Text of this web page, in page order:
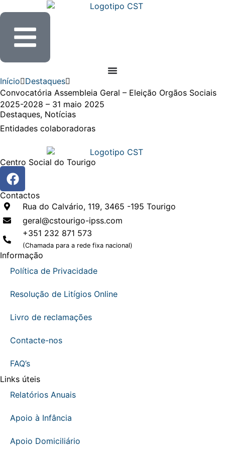
Início Destaques
Convocatória Assembleia Geral – Eleição Orgãos Sociais
2025-2028 – 31 maio 2025
Destaques, Notícias
Entidades colaboradoras
Centro Social do Tourigo
Contactos
Rua do Calvário, 119, 3465 -195 Tourigo
geral@cstourigo-ipss.com
+351 232 871 573
(Chamada para a rede fixa nacional)
Informação
Política de Privacidade
Resolução de Litígios Online
Livro de reclamações
Contacte-nos
FAQ’s
Links úteis
Relatórios Anuais
Apoio à Infância
Apoio Domiciliário